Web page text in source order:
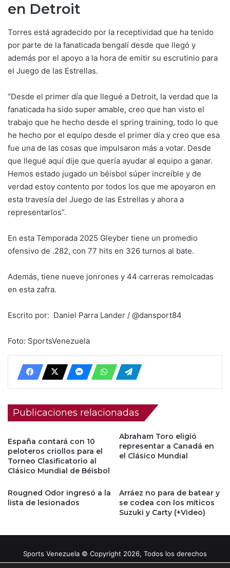
en Detroit
Torres está agradecido por la receptividad que ha tenido
por parte de la fanaticada bengalí desde que llegó y
además por el apoyo a la hora de emitir su escrutinio para
el Juego de las Estrellas.
“Desde el primer día que llegué a Detroit, la verdad que la
fanaticada ha sido super amable, creo que han visto el
trabajo que he hecho desde el spring training, todo lo que
he hecho por el equipo desde el primer día y creo que esa
fue una de las cosas que impulsaron más a votar. Desde
que llegué aquí dije que quería ayudar al equipo a ganar.
Hemos estado jugado un béisbol súper increíble y de
verdad estoy contento por todos los que me apoyaron en
esta travesía del Juego de las Estrellas y ahora a
representarlos”.
En esta Temporada 2025 Gleyber tiene un promedio
ofensivo de .282, con 77 hits en 326 turnos al bate.
Además, tiene nueve jonrones y 44 carreras remolcadas
en esta zafra.
Escrito por: Daniel Parra Lander / @dansport84
Foto: SportsVenezuela
Publicaciones relacionadas
España contará con 10
peloteros criollos para el
Torneo Clasificatorio al
Clásico Mundial de Béisbol
Abraham Toro eligió
representar a Canadá en
el Clásico Mundial
Rougned Odor ingresó a la
lista de lesionados
Arráez no para de batear y
se codea con los míticos
Suzuki y Carty (+Video)
Sports Venezuela © Copyright 2026, Todos los derechos